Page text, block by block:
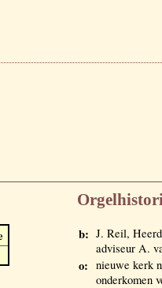
b: J. Reil,
adviseur A.
o: nieuwe kerk
onderkomen